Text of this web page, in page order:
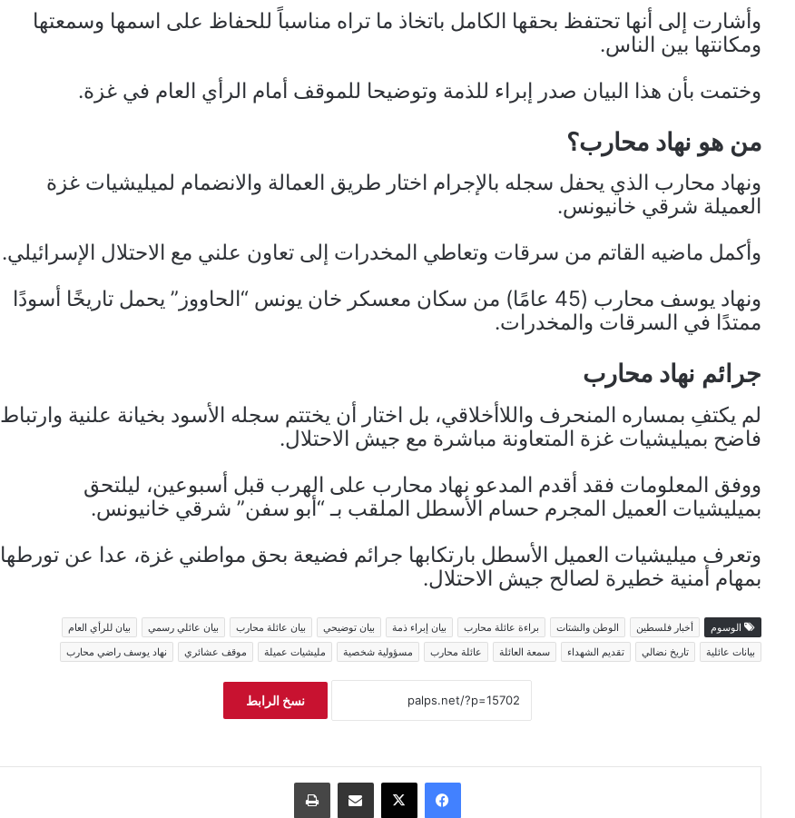
وأشارت إلى أنها تحتفظ بحقها الكامل باتخاذ ما تراه مناسباً للحفاظ على اسمها وسمعتها
ومكانتها بين الناس.
وختمت بأن هذا البيان صدر إبراء للذمة وتوضيحا للموقف أمام الرأي العام في غزة.
من هو نهاد محارب؟
ونهاد محارب الذي يحفل سجله بالإجرام اختار طريق العمالة والانضمام لميليشيات غزة
العميلة شرقي خانيونس.
وأكمل ماضيه القاتم من سرقات وتعاطي المخدرات إلى تعاون علني مع الاحتلال الإسرائيلي.
ونهاد يوسف محارب (45 عامًا) من سكان معسكر خان يونس “الحاووز” يحمل تاريخًا أسودًا
ممتدًا في السرقات والمخدرات.
جرائم نهاد محارب
لم يكتفِ بمساره المنحرف واللاأخلاقي، بل اختار أن يختتم سجله الأسود بخيانة علنية وارتباط
فاضح بميليشيات غزة المتعاونة مباشرة مع جيش الاحتلال.
ووفق المعلومات فقد أقدم المدعو نهاد محارب على الهرب قبل أسبوعين، ليلتحق
بميليشيات العميل المجرم حسام الأسطل الملقب بـ “أبو سفن” شرقي خانيونس.
وتعرف ميليشيات العميل الأسطل بارتكابها جرائم فضيعة بحق مواطني غزة، عدا عن تورطها
بمهام أمنية خطيرة لصالح جيش الاحتلال.
الوسوم أخبار فلسطين الوطن والشتات براءة عائلة محارب بيان إبراء ذمة بيان توضيحي بيان عائلة محارب بيان عائلي رسمي
بيان للرأي العام
بيانات عائلية
تاريخ نضالي تقديم الشهداء سمعة العائلة عائلة محارب مسؤولية شخصية مليشيات عميلة موقف عشائري نهاد يوسف راضي محارب
نسخ الرابط
فيسبوك ‫X مشاركة عبر البريد طباعة